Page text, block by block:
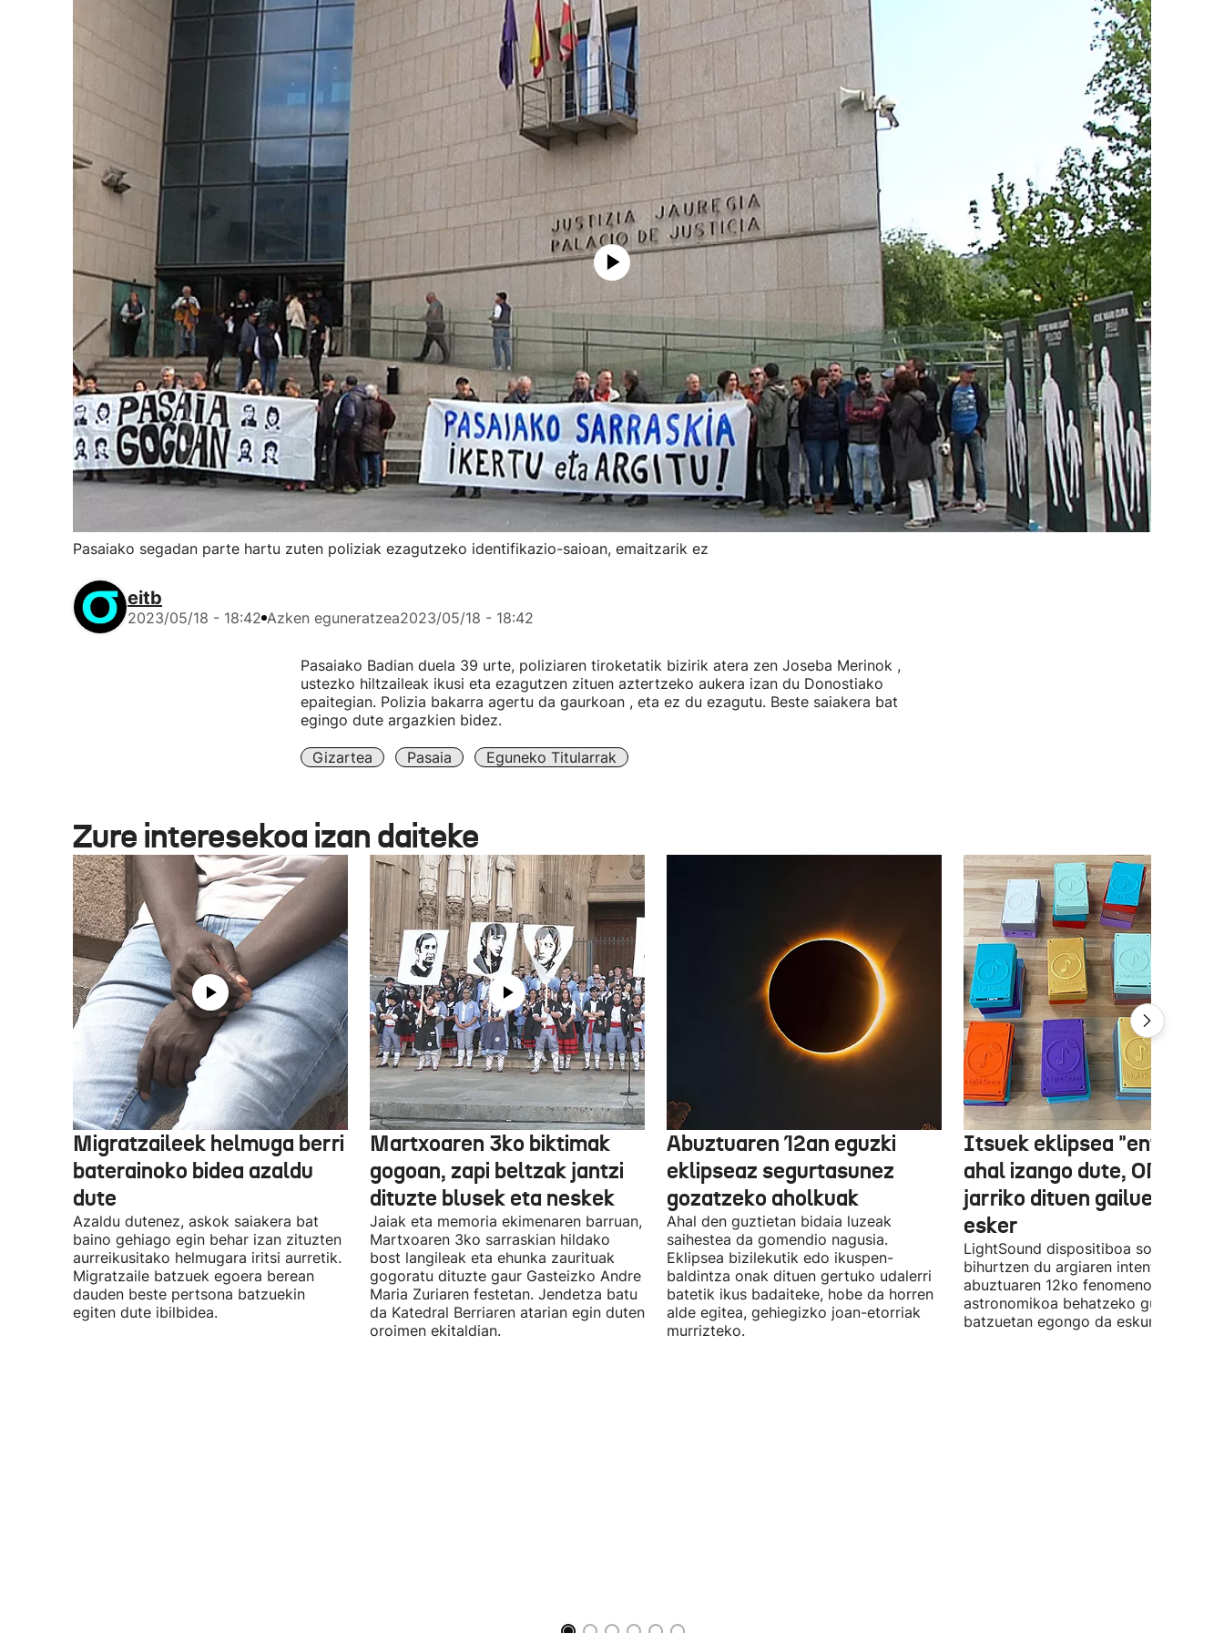
Pasaiako segadan parte hartu zuten poliziak ezagutzeko identifikazio-saioan, emaitzarik ez
eitb
2023/05/18 - 18:42 Azken eguneratzea2023/05/18 - 18:42
Pasaiako Badian duela 39 urte, poliziaren tiroketatik bizirik atera zen Joseba Merinok ,
ustezko hiltzaileak ikusi eta ezagutzen zituen aztertzeko aukera izan du Donostiako
epaitegian. Polizia bakarra agertu da gaurkoan , eta ez du ezagutu. Beste saiakera bat
egingo dute argazkien bidez.
Gizartea Pasaia Eguneko Titularrak
Zure interesekoa izan daiteke
Migratzaileek helmuga berri
baterainoko bidea azaldu
dute
Azaldu dutenez, askok saiakera bat
baino gehiago egin behar izan zituzten
aurreikusitako helmugara iritsi aurretik.
Migratzaile batzuek egoera berean
dauden beste pertsona batzuekin
egiten dute ibilbidea.
Martxoaren 3ko biktimak
gogoan, zapi beltzak jantzi
dituzte blusek eta neskek
Jaiak eta memoria ekimenaren barruan,
Martxoaren 3ko sarraskian hildako
bost langileak eta ehunka zaurituak
gogoratu dituzte gaur Gasteizko Andre
Maria Zuriaren festetan. Jendetza batu
da Katedral Berriaren atarian egin duten
oroimen ekitaldian.
Abuztuaren 12an eguzki
eklipseaz segurtasunez
gozatzeko aholkuak
Ahal den guztietan bidaia luzeak
saihestea da gomendio nagusia.
Eklipsea bizilekutik edo ikuspen-
baldintza onak dituen gertuko udalerri
batetik ikus badaiteke, hobe da horren
alde egitea, gehiegizko joan-etorriak
murrizteko.
Itsuek eklipsea "entzun"
ahal izango dute, ONCEk
jarriko dituen gailue
esker
LightSound dispositiboa soinu
bihurtzen du argiaren intentsitatea,
abuztuaren 12ko fenomeno
astronomikoa behatzeko gune
batzuetan egongo da eskuragarri.